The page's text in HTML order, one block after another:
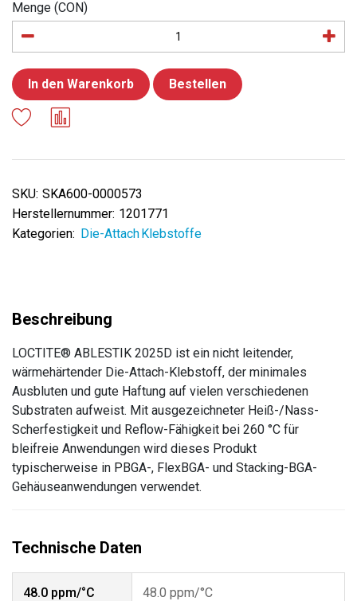
Menge (CON)
In den Warenkorb Bestellen
SKU: SKA600-0000573
Herstellernummer: 1201771
Kategorien: Die-Attach Klebstoffe
LOCTITE® ABLESTIK 2025D ist ein nicht leitender,
wärmehärtender Die-Attach-Klebstoff, der minimales
Ausbluten und gute Haftung auf vielen verschiedenen
Substraten aufweist. Mit ausgezeichneter Heiß-/Nass-
Scherfestigkeit und Reflow-Fähigkeit bei 260 °C für
bleifreie Anwendungen wird dieses Produkt
typischerweise in PBGA-, FlexBGA- und Stacking-BGA-
Gehäuseanwendungen verwendet.
48.0 ppm/°C 48.0 ppm/°C